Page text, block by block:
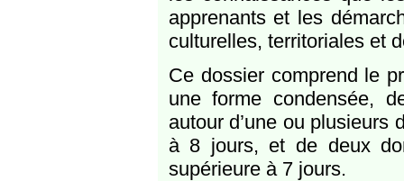
apprenants et les
culturelles, territoriales et
Ce dossier comprend le
une forme condensée,
autour d’une ou plusieurs
à 8 jours, et de deux
supérieure à 7 jours.